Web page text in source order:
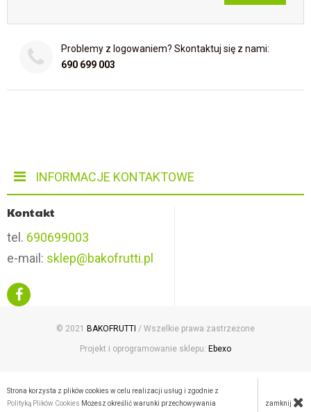
Problemy z logowaniem? Skontaktuj się z nami:
690 699 003
INFORMACJE KONTAKTOWE
Kontakt
tel. 690699003
e-mail: sklep@bakofrutti.pl
© 2021 BAKOFRUTTI / Wszelkie prawa zastrzeżone
Projekt i oprogramowanie sklepu: Ebexo
Strona korzysta z plików cookies w celu realizacji usług i zgodnie z
Polityką Plików Cookies Możesz określić warunki przechowywania zamknij